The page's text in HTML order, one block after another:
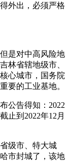
外出，必须严格
是对中高风险地
林省辖地级市、
心城市，国务院
要的工业基地。
公告得知：2022
止到2022年12月
级市、特大城
市封城了，该地